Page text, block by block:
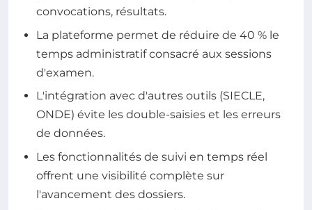
convocations, résultats.
La plateforme permet de réduire de 40 % le
temps administratif consacré aux sessions
d'examen.
L'intégration avec d'autres outils (SIECLE,
ONDE) évite les double-saisies et les erreurs
de données.
Les fonctionnalités de suivi en temps réel
offrent une visibilité complète sur
l'avancement des dossiers.